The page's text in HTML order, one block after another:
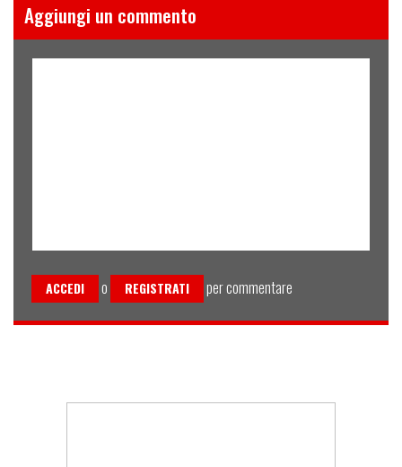
Aggiungi un commento
ACCEDI o REGISTRATI per commentare